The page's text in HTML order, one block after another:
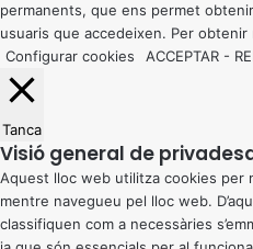
permanents, que ens permet
usuaris que accedeixen. Per
Configurar cookies
ACCEPTAR -
Tanca
Visió general de
Aquest lloc web utilitza cookies per
mentre navegueu pel lloc web.
classifiquen com a necessàries